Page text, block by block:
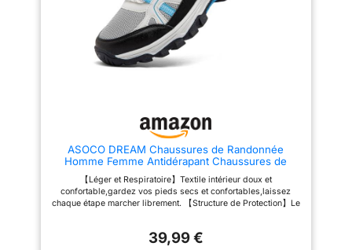
et résistante à l'usure. 【Glisser
sur & À lacets】: Les sneakers
Occacions】: Les baskets et
conviennent à la course, à la
randonnée, au sport, à la gym,
l'exercice, au travail, au basket-
ball, au tennis, au football, aux
fêtes, aux voyages, à la maison,
vacances, aux loisirs, achats
quotidiens, camping, conduite,
ASOCO DREAM Chaussures de Randonnée
Homme Femme Antidérapant Chaussures de
Trekking Respirant Chaussure de Marche,Beige
Bleu,43 EU
【Léger et Respiratoire】Textile intérieur doux et
confortable,gardez vos pieds secs et confortables,laissez
chaque étape marcher librement. 【Structure de Protection】Le
blessures aux orteils si vous frappez accidentellement une
39,99 €